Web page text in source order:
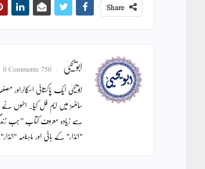
Share
ابویحییٰ 750 Posts
0 Comments
ابویحییٰ ایک پاکستانی
سائنسز میں ایم فل کیا۔ انہوں
سے زیادہ معروف کتاب ’’جب
"انذار" کے بانی اور ماہنامہ